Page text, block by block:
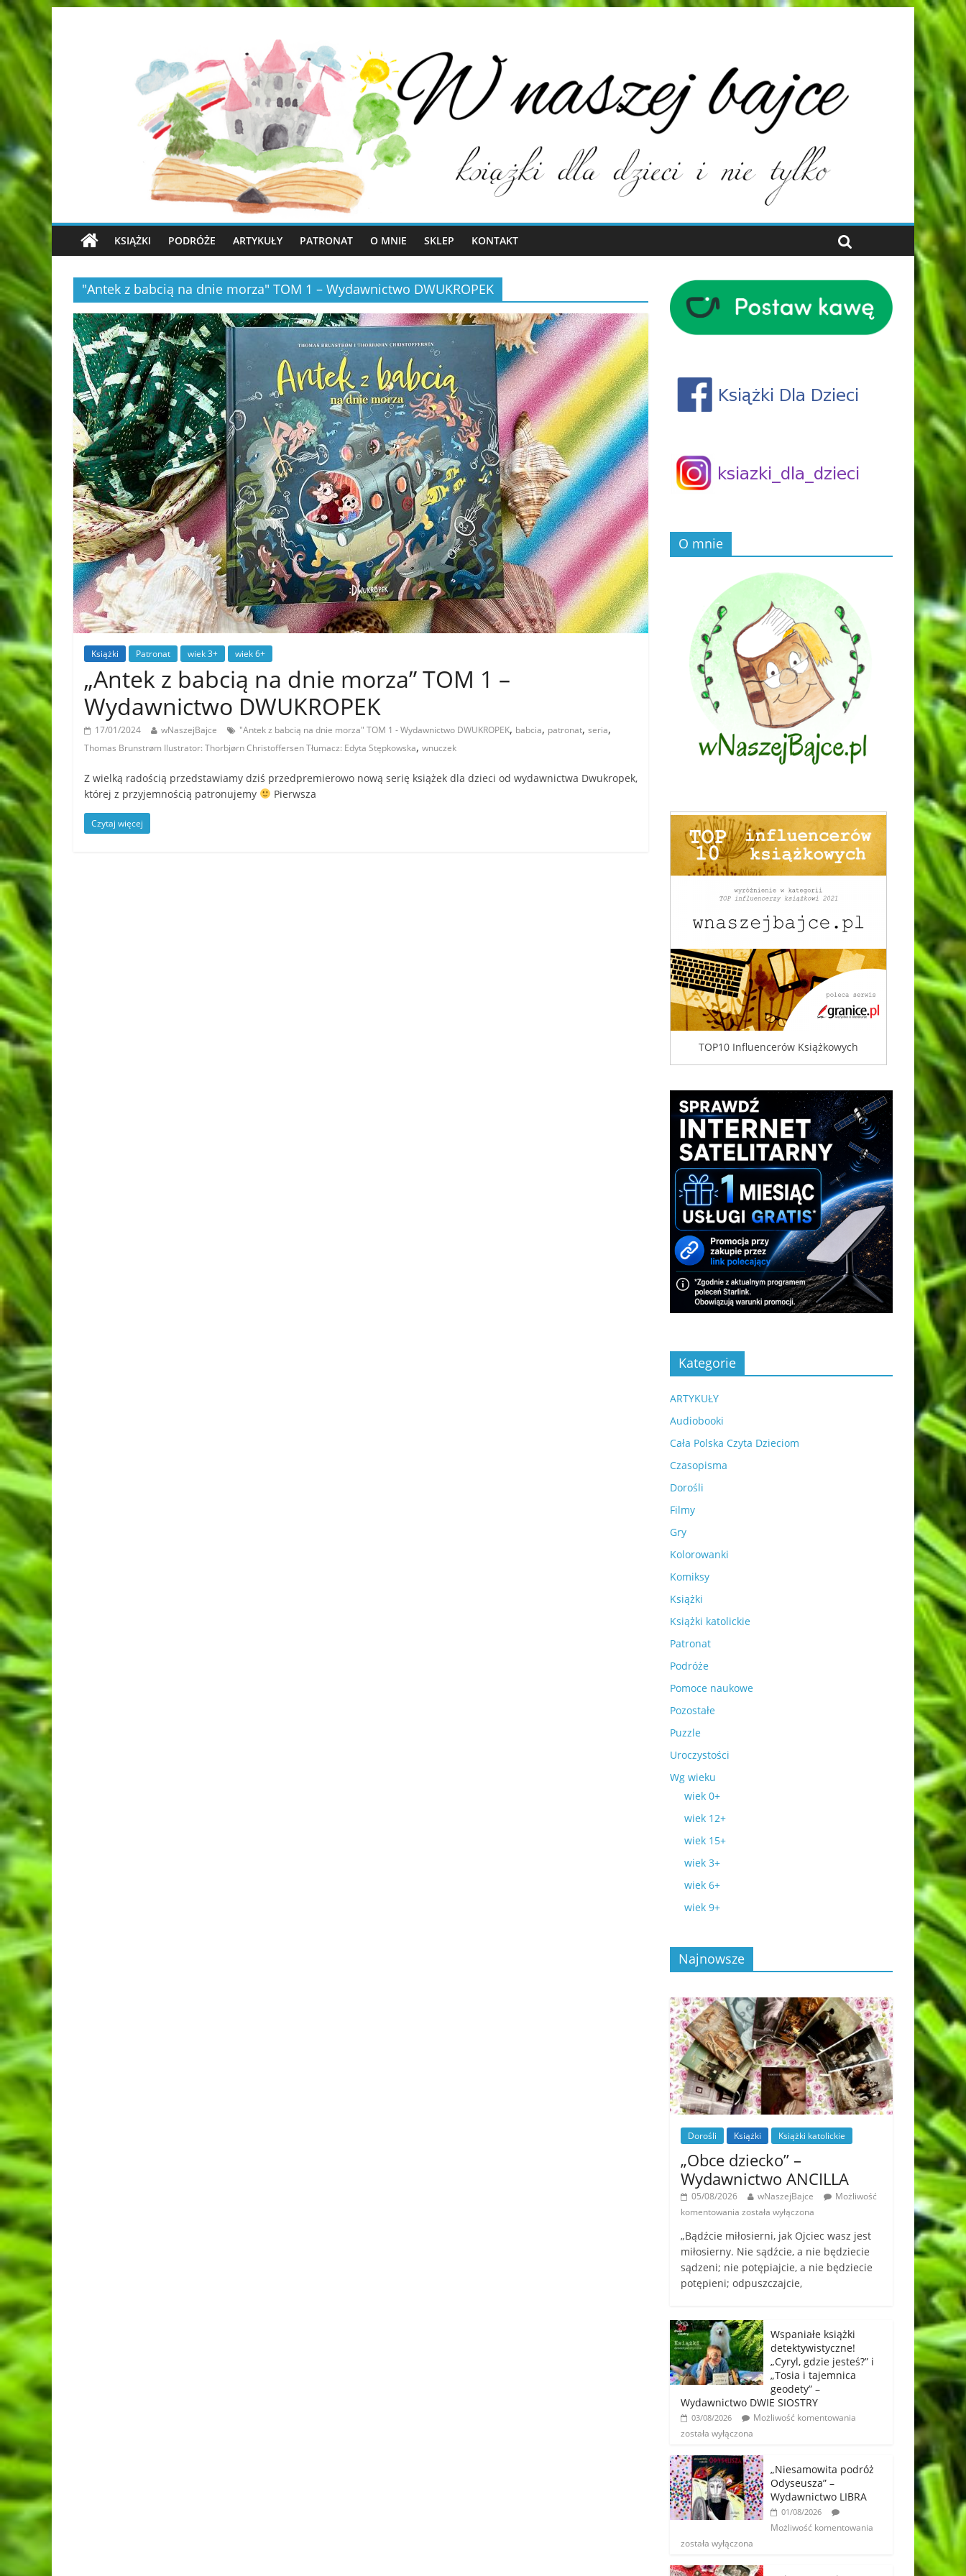
KSIĄŻKI PODRÓŻE ARTYKUŁY PATRONAT O MNIE SKLEP KONTAKT
"Antek z babcią na dnie morza" TOM 1 – Wydawnictwo DWUKROPEK
Książki Patronat wiek 3+ wiek 6+
„Antek z babcią na dnie morza” TOM 1 –
Wydawnictwo DWUKROPEK
17/01/2024 wNaszejBajce "Antek z babcią na dnie morza" TOM 1 - Wydawnictwo DWUKROPEK, babcia, patronat, seria,
Thomas Brunstrøm Ilustrator: Thorbjørn Christoffersen Tłumacz: Edyta Stępkowska, wnuczek
Z wielką radością przedstawiamy dziś przedpremierowo nową serię książek dla dzieci od wydawnictwa Dwukropek,
której z przyjemnością patronujemy
Pierwsza
Czytaj więcej
O mnie
TOP10 Influencerów Książkowych
Kategorie
ARTYKUŁY
Audiobooki
Cała Polska Czyta Dzieciom
Czasopisma
Dorośli
Filmy
Gry
Kolorowanki
Komiksy
Książki
Książki katolickie
Patronat
Podróże
Pomoce naukowe
Pozostałe
Puzzle
Uroczystości
Wg wieku
wiek 0+
wiek 12+
wiek 15+
wiek 3+
wiek 6+
wiek 9+
Najnowsze
Dorośli Książki Książki katolickie
„Obce dziecko” –
Wydawnictwo ANCILLA
05/08/2026 wNaszejBajce
Możliwość
komentowania została wyłączona
„Bądźcie miłosierni, jak Ojciec wasz jest
miłosierny. Nie sądźcie, a nie będziecie
sądzeni; nie potępiajcie, a nie będziecie
potępieni; odpuszczajcie,
Wspaniałe książki
detektywistyczne!
„Cyryl, gdzie jesteś?” i
„Tosia i tajemnica
geodety” –
Wydawnictwo DWIE SIOSTRY
03/08/2026
Możliwość komentowania
została wyłączona
„Niesamowita podróż
Odyseusza” –
Wydawnictwo LIBRA
01/08/2026
Możliwość komentowania
została wyłączona